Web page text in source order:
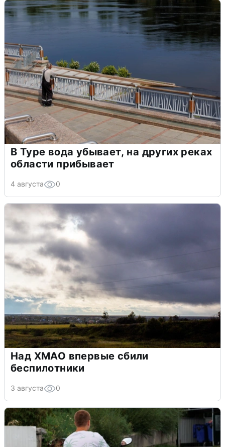
В Туре вода убывает, на других реках
области прибывает
4 августа 0
Над ХМАО впервые сбили
беспилотники
3 августа 0